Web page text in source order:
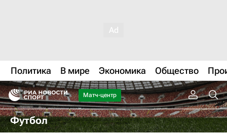
Политика В мире Экономика Общество
Матч-центр
Футбол